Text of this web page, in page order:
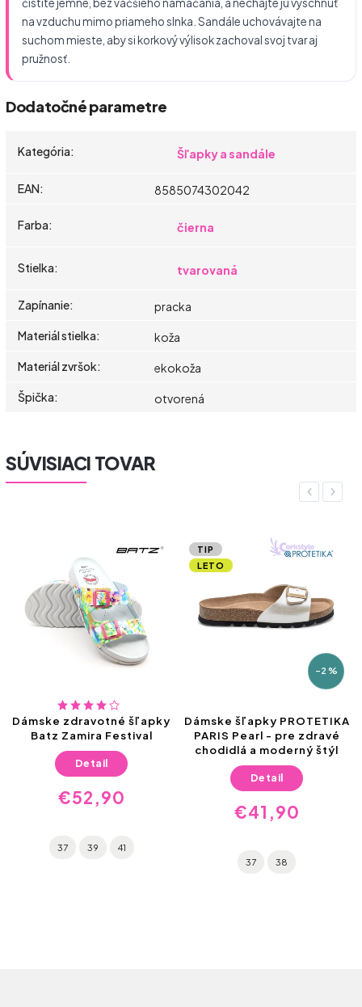
čistite jemne, bez väčšieho namáčania, a nechajte ju vyschnúť
na vzduchu mimo priameho slnka. Sandále uchovávajte na
suchom mieste, aby si korkový výlisok zachoval svoj tvar aj
pružnosť.
Dodatočné parametre
Kategória: Šľapky a sandále
EAN: 8585074302042
Farba: čierna
Stielka: tvarovaná
Zapínanie:
pracka
Materiál stielka:
koža
Materiál zvršok:
ekokoža
Špička: otvorená
SÚVISIACI TOVAR
Previous
Dámske zdravotné šľapky
Batz Zamira Festival
€52,90
Detail
37 39 41
TIP
LETO
–2 %
Dámske šľapky PROTETIKA
PARIS Pearl - pre zdravé
chodidlá a moderný štýl
€41,90
Detail
37 38
Next